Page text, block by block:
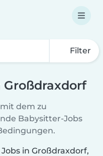
Filter
Großdraxdorf
dem zu
Babysitter-Jobs
in Großdraxdorf,